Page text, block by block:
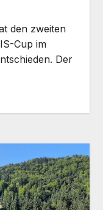
den zweiten
Cup im
Der